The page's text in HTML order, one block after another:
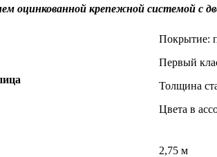
оцинкованной крепежной системой с
Покрытие:
Первый
Толщина
Цвета в
2,75 м